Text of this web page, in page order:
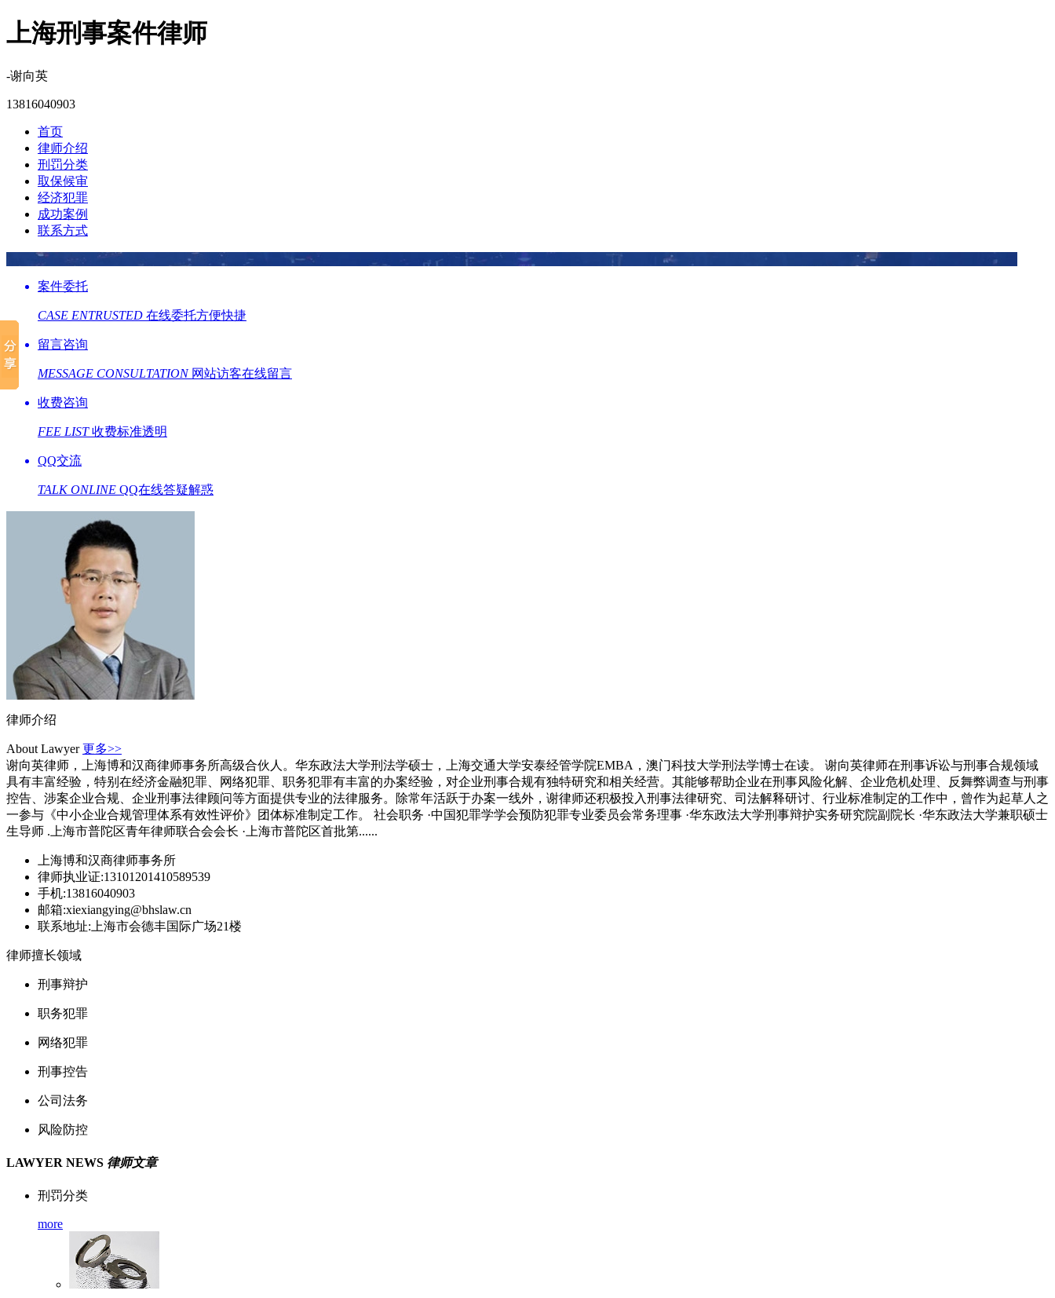
上海刑事案件律师
-谢向英
13816040903
首页
律师介绍
刑罚分类
取保候审
经济犯罪
成功案例
联系方式
案件委托
CASE ENTRUSTED 在线委托方便快捷
留言咨询
MESSAGE CONSULTATION 网站访客在线留言
收费咨询
FEE LIST 收费标准透明
QQ交流
TALK ONLINE QQ在线答疑解惑
律师介绍
About Lawyer 更多>>
谢向英律师，上海博和汉商律师事务所高级合伙人。华东政法大学刑法学硕士，上海交通大学安泰经管学院EMBA，澳门科技大学刑法学博士在读。 谢向英律师在刑事诉讼与刑事合规领域
具有丰富经验，特别在经济金融犯罪、网络犯罪、职务犯罪有丰富的办案经验，对企业刑事合规有独特研究和相关经营。其能够帮助企业在刑事风险化解、企业危机处理、反舞弊调查与刑事
控告、涉案企业合规、企业刑事法律顾问等方面提供专业的法律服务。除常年活跃于办案一线外，谢律师还积极投入刑事法律研究、司法解释研讨、行业标准制定的工作中，曾作为起草人之
一参与《中小企业合规管理体系有效性评价》团体标准制定工作。 社会职务 ·中国犯罪学学会预防犯罪专业委员会常务理事 ·华东政法大学刑事辩护实务研究院副院长 ·华东政法大学兼职硕士
生导师 .上海市普陀区青年律师联合会会长 ·上海市普陀区首批第......
上海博和汉商律师事务所
律师执业证:13101201410589539
手机:13816040903
邮箱:xiexiangying@bhslaw.cn
联系地址:上海市会德丰国际广场21楼
律师擅长领域
刑事辩护
职务犯罪
网络犯罪
刑事控告
公司法务
风险防控
LAWYER NEWS 律师文章
刑罚分类
more